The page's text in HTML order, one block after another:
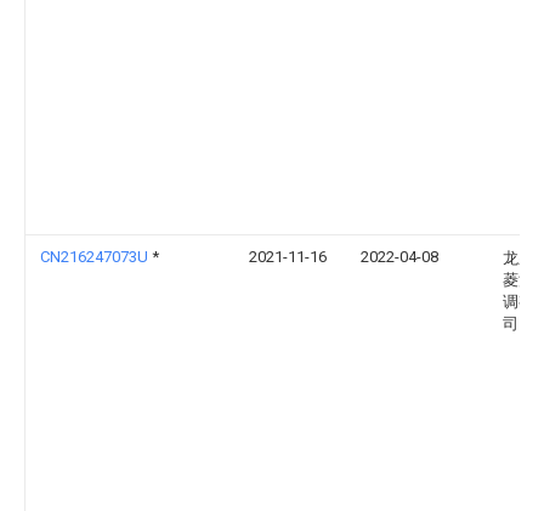
CN216247073U * 2021-11-16 2022-04-08
龙泉
菱汽
调有
司